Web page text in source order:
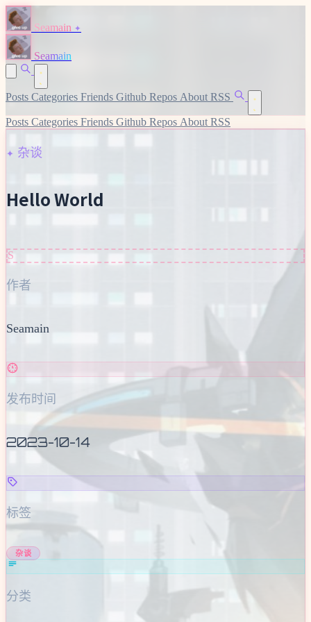
Seamain ✦
Seamain
Posts Categories Friends Github Repos About RSS
Posts Categories Friends Github Repos About RSS
✦ 杂谈
Hello World
S
作者
Seamain
发布时间
2023-10-14
标签
杂谈
分类